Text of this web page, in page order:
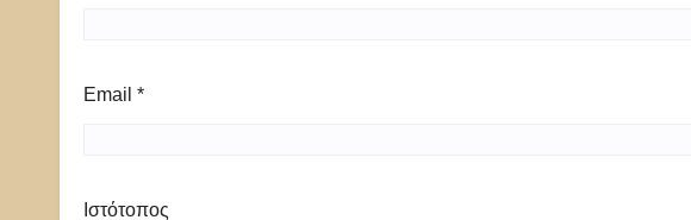
Email *
Ιστότοπος